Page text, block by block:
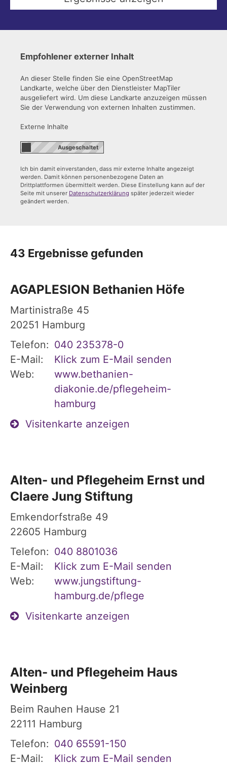
Empfohlener externer Inhalt
An dieser Stelle finden Sie eine OpenStreetMap
Landkarte, welche über den Dienstleister MapTiler
ausgeliefert wird. Um diese Landkarte anzuzeigen müssen
Sie der Verwendung von externen Inhalten zustimmen.
Externe Inhalte
Ich bin damit einverstanden, dass mir externe Inhalte angezeigt
werden. Damit können personenbezogene Daten an
Drittplattformen übermittelt werden. Diese Einstellung kann auf der
Seite mit unserer Datenschutzerklärung später jederzeit wieder
geändert werden.
43 Ergebnisse gefunden
AGAPLESION Bethanien Höfe
Martinistraße 45
20251 Hamburg
Telefon: 040 235378-0
E-Mail:
Klick zum E-Mail senden
Web:
www.bethanien-
diakonie.de/pflegeheim-
hamburg
Visitenkarte anzeigen
Alten- und Pflegeheim Ernst und
Claere Jung Stiftung
Emkendorfstraße 49
22605 Hamburg
Telefon: 040 8801036
E-Mail:
Klick zum E-Mail senden
Web:
www.jungstiftung-
hamburg.de/pflege
Visitenkarte anzeigen
Alten- und Pflegeheim Haus
Weinberg
Beim Rauhen Hause 21
22111 Hamburg
Telefon: 040 65591-150
E-Mail:
Klick zum E-Mail senden